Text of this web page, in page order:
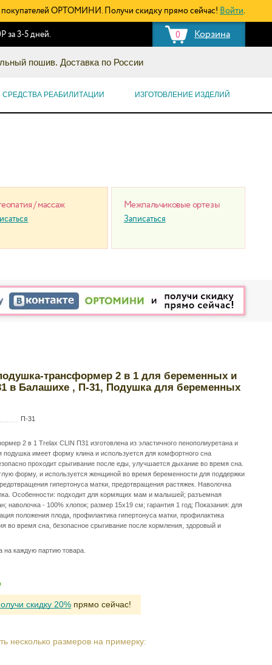
покупателей ОРТОМИНИ. Получи скидку прямо сейчас! Войти.
0 Корзина
за 3-5 дней.
пошив. Доставка по России
СРЕДСТВА РЕАБИЛИТАЦИИ ИЗГОТОВЛЕНИЕ ИЗДЕЛИЙ
/ массаж Межпальчиковые ортезы
Записаться
трансформер 2 в 1 для беременных и
в Балашихе , П-31, Подушка для беременных
П-31
2 в 1 Trelax CLIN П31 изготовлена из эластичного пенополиуретана и
имеет форму клина и используется для комфортного сна
проходит срыгивание после еды, улучшается дыхание во время сна.
форму, и используется женщиной во время беременности для поддержки
гипертонуса матки, предотвращения растяжек. Наволочка
Особенности: подходит для кормящих мам и малышей; разъемная
наволочка - 100% хлопок; размер 15х19 см; гарантия 1 год; Показания: для
положения плода, профилактика гипертонуса матки, профилактика
во время сна, безопасное срыгивание после кормления, здоровый и
на каждую партию товара.
скидку 20% прямо сейчас!
несколько размеров на примерку: